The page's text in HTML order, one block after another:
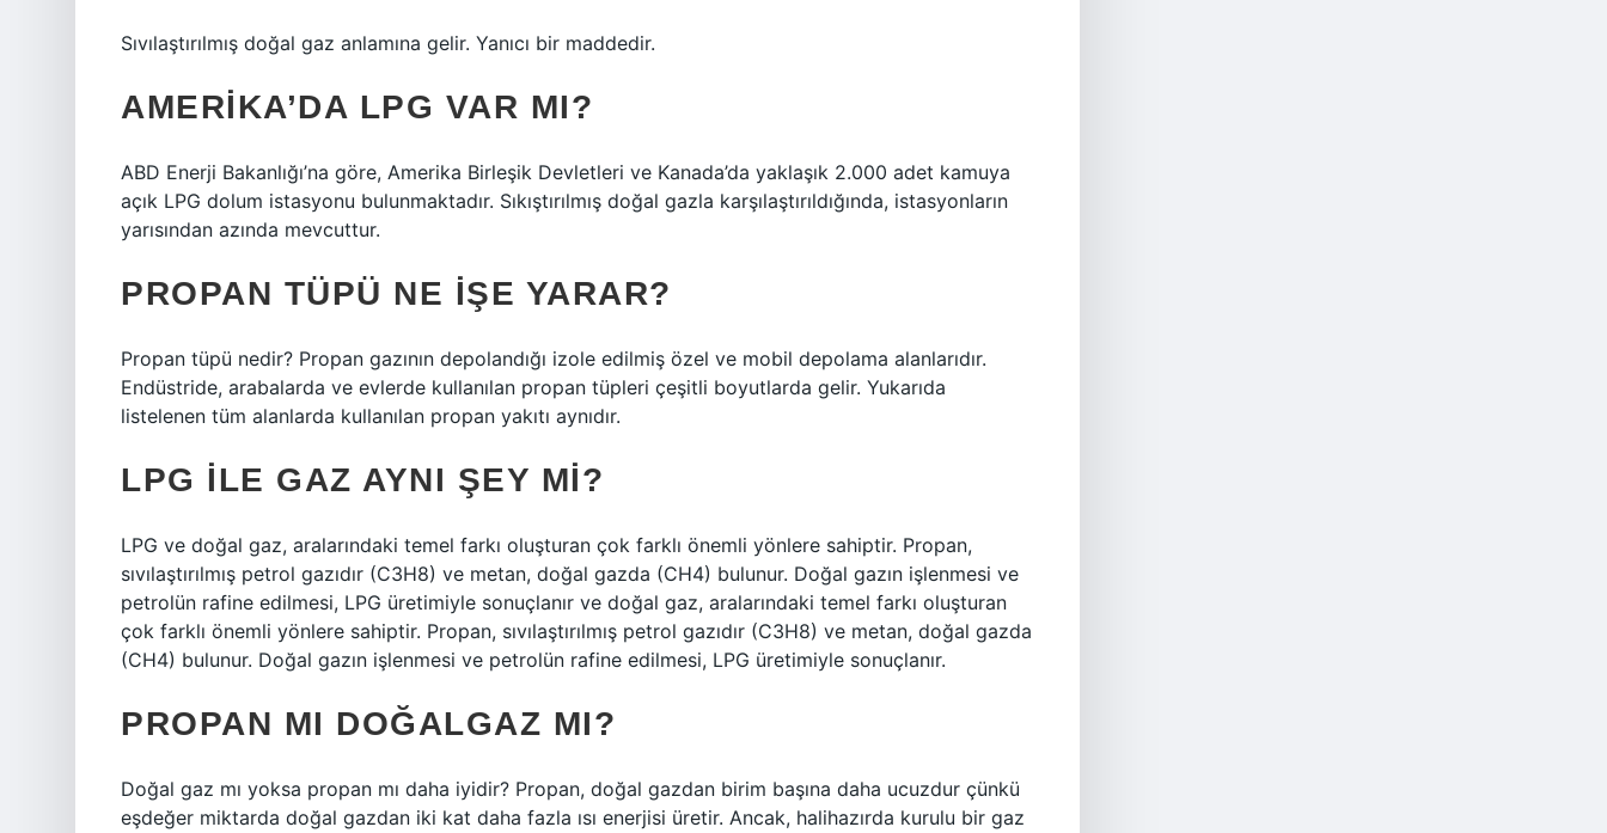
Sıvılaştırılmış doğal gaz anlamına gelir. Yanıcı bir maddedir.
AMERIKA’DA LPG VAR MI?
ABD Enerji Bakanlığı’na göre, Amerika Birleşik Devletleri ve Kanada’da yaklaşık 2.000 adet kamuya
açık LPG dolum istasyonu bulunmaktadır. Sıkıştırılmış doğal gazla karşılaştırıldığında, istasyonların
yarısından azında mevcuttur.
PROPAN TÜPÜ NE IŞE YARAR?
Propan tüpü nedir? Propan gazının depolandığı izole edilmiş özel ve mobil depolama alanlarıdır.
Endüstride, arabalarda ve evlerde kullanılan propan tüpleri çeşitli boyutlarda gelir. Yukarıda
listelenen tüm alanlarda kullanılan propan yakıtı aynıdır.
LPG ILE GAZ AYNI ŞEY MI?
LPG ve doğal gaz, aralarındaki temel farkı oluşturan çok farklı önemli yönlere sahiptir. Propan,
sıvılaştırılmış petrol gazıdır (C3H8) ve metan, doğal gazda (CH4) bulunur. Doğal gazın işlenmesi ve
petrolün rafine edilmesi, LPG üretimiyle sonuçlanır ve doğal gaz, aralarındaki temel farkı oluşturan
çok farklı önemli yönlere sahiptir. Propan, sıvılaştırılmış petrol gazıdır (C3H8) ve metan, doğal gazda
(CH4) bulunur. Doğal gazın işlenmesi ve petrolün rafine edilmesi, LPG üretimiyle sonuçlanır.
PROPAN MI DOĞALGAZ MI?
Doğal gaz mı yoksa propan mı daha iyidir? Propan, doğal gazdan birim başına daha ucuzdur çünkü
eşdeğer miktarda doğal gazdan iki kat daha fazla ısı enerjisi üretir. Ancak, halihazırda kurulu bir gaz